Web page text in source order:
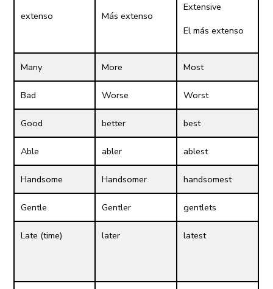
extenso
Más extenso
Extensive
El más extenso
Many More Most
Bad Worse Worst
Good better best
Able abler ablest
Handsome Handsomer handsomest
Gentle Gentler gentlets
Late (time) later latest